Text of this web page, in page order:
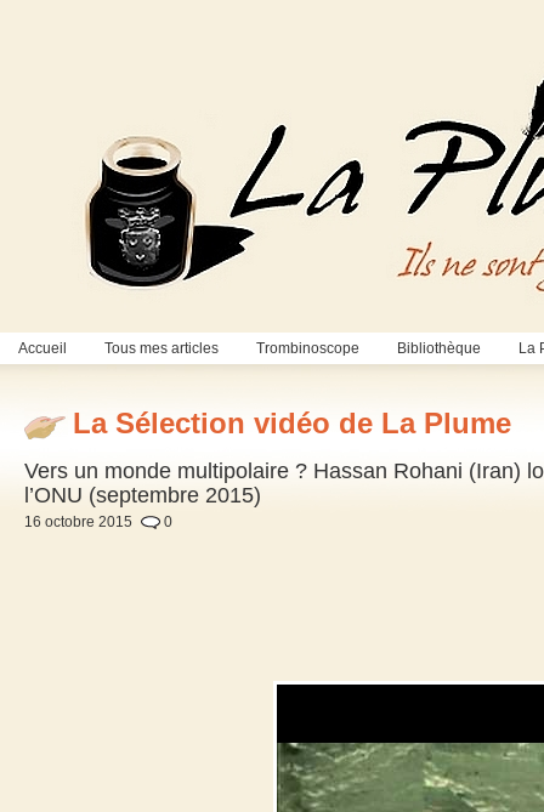
Accueil Tous mes articles Trombinoscope Bibliothèque La
La Sélection vidéo de La Plume
Vers un monde multipolaire ? Hassan Rohani (Iran)
l’ONU (septembre 2015)
16 octobre 2015 0